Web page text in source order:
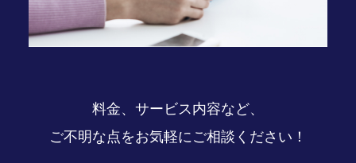
料金、サービス内容など、
ご不明な点をお気軽にご相談ください！